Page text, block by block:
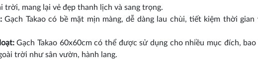
trời, mang lại vẻ đẹp thanh lịch và sang trọng.
Gạch Takao có bề mặt mịn màng, dễ dàng lau chùi, tiết kiệm thời
Gạch Takao 60x60cm có thể được sử dụng cho nhiều mục đích,
trời như sân vườn, hành lang.